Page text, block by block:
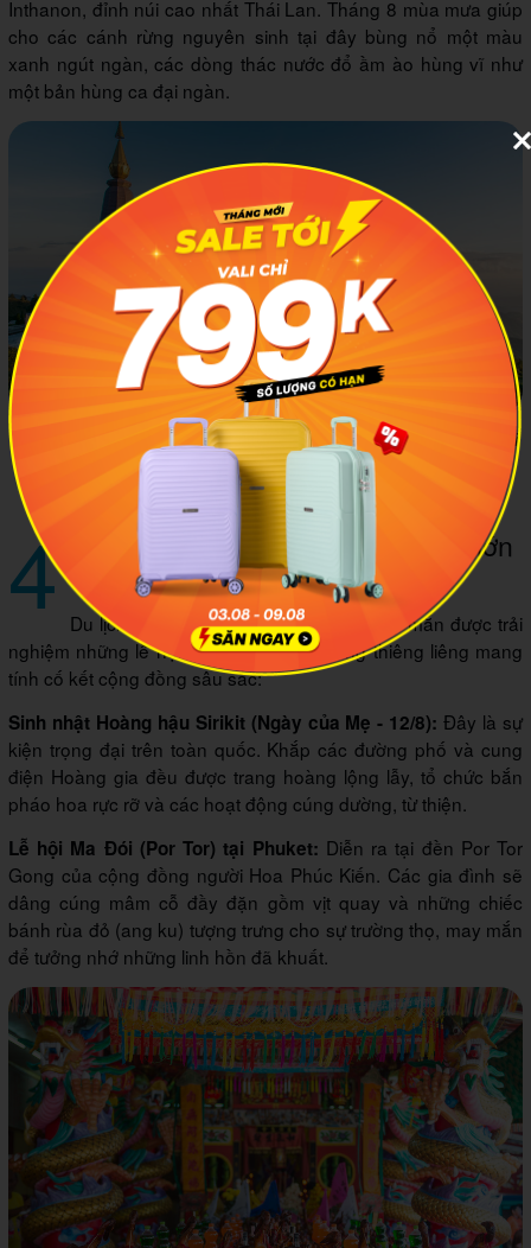
Inthanon, đỉnh núi cao nhất Thái Lan. Tháng 8 mùa mưa giúp
cho các cánh rừng nguyên sinh tại đây bùng nổ một màu
xanh ngút ngàn, các dòng thác nước đổ ầm ào hùng vĩ như
một bản hùng ca đại ngàn.
Vườn Quốc gia Doi Inthanon sở hữu không gian tuyệt đẹp với
thiên nhiên xanh mướt và những công trình đồ sộ. Ảnh minh
họa: Vntravellive
4 Hòa mình vào các lễ hội văn hóa lớn
trong tháng 8
Du lịch Thái Lan tháng 8 mình còn may mắn được trải
nghiệm những lễ hội truyền thống vô cùng thiêng liêng mang
tính cố kết cộng đồng sâu sắc:
Sinh nhật Hoàng hậu Sirikit (Ngày của Mẹ - 12/8): Đây là sự
kiện trọng đại trên toàn quốc. Khắp các đường phố và cung
điện Hoàng gia đều được trang hoàng lộng lẫy, tổ chức bắn
pháo hoa rực rỡ và các hoạt động cúng dường, từ thiện.
Lễ hội Ma Đói (Por Tor) tại Phuket: Diễn ra tại đền Por Tor
Gong của cộng đồng người Hoa Phúc Kiến. Các gia đình sẽ
dâng cúng mâm cỗ đầy đặn gồm vịt quay và những chiếc
bánh rùa đỏ (ang ku) tượng trưng cho sự trường thọ, may mắn
để tưởng nhớ những linh hồn đã khuất.